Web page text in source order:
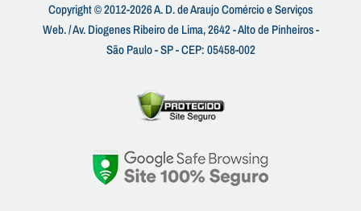
Copyright © 2012-2026 A. D. de Araujo Comércio e Serviços
Web. / Av. Diogenes Ribeiro de Lima, 2642 - Alto de Pinheiros -
São Paulo - SP - CEP: 05458-002